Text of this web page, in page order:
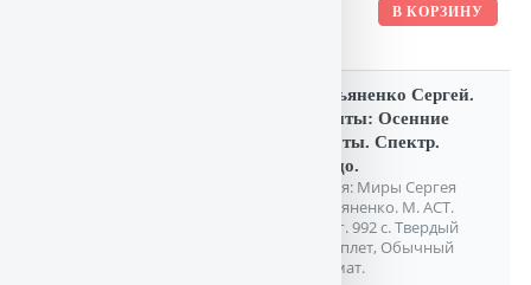
Лукьяненко Сергей.
Визиты: Осенние
визиты. Спектр.
Кредо.
Серия: Миры Сергея
Лукьяненко. М. АСТ.
2021г. 992 с. Твердый
переплет, Обычный
формат.